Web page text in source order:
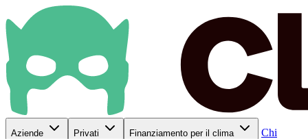
Aziende Privati Finanziamento per il clima
Chi